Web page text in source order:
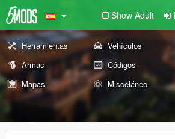
Show Adult
Herramientas Vehículos
Armas
Códigos
Mapas
Misceláneo